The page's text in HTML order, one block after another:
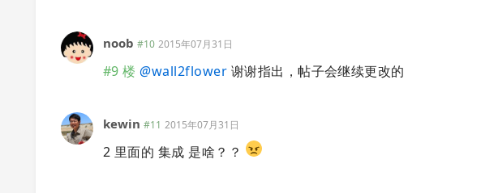
noob #10 2015年07月31日
#9 楼 @wall2flower 谢谢指出，帖子会继续更改的
kewin #11 2015年07月31日
2 里面的 集成 是啥？？